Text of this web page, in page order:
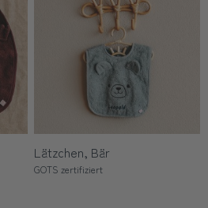
Lätzchen, Bär
GOTS zertifiziert